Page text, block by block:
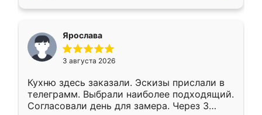
Ярослава
3 августа 2026
Кухню здесь заказали. Эскизы прислали в
телеграмм. Выбрали наиболее подходящий.
Согласовали день для замера. Через 3